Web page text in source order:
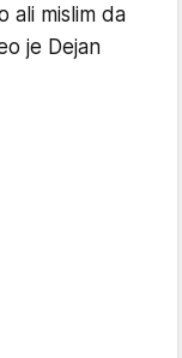
ali mislim da
je Dejan